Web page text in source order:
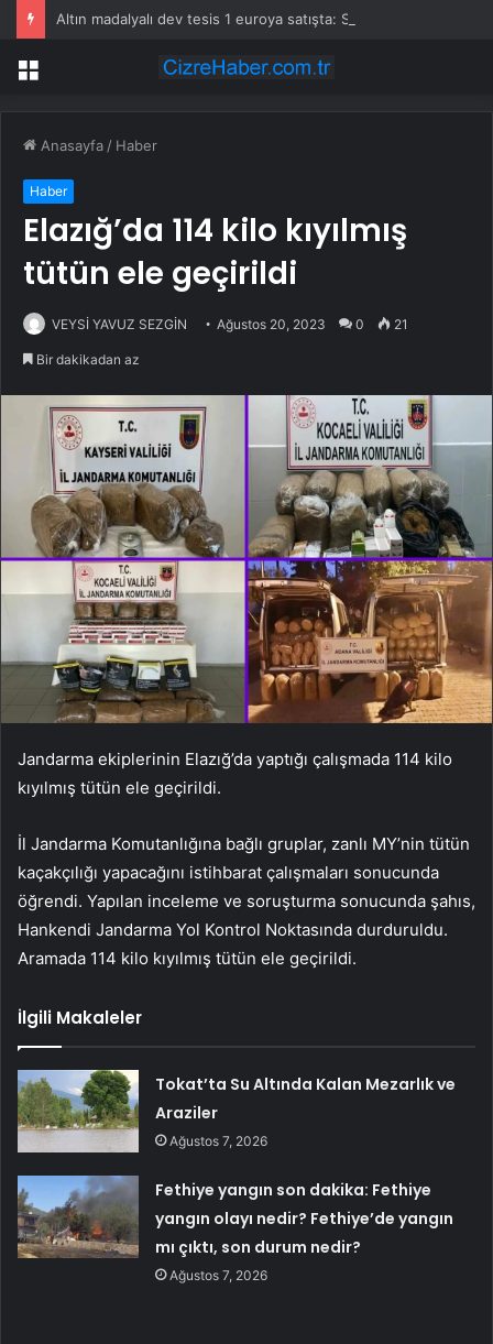
Menü
Anasayfa / Haber
Haber
Elazığ’da 114 kilo kıyılmış
tütün ele geçirildi
VEYSİ YAVUZ SEZGİN Ağustos 20, 2023 0 21
Bir dakikadan az
Jandarma ekiplerinin Elazığ’da yaptığı çalışmada 114 kilo
kıyılmış tütün ele geçirildi.
İl Jandarma Komutanlığına bağlı gruplar, zanlı MY’nin tütün
kaçakçılığı yapacağını istihbarat çalışmaları sonucunda
öğrendi. Yapılan inceleme ve soruşturma sonucunda şahıs,
Hankendi Jandarma Yol Kontrol Noktasında durduruldu.
Aramada 114 kilo kıyılmış tütün ele geçirildi.
İlgili Makaleler
Tokat’ta Su Altında Kalan Mezarlık ve
Araziler
Ağustos 7, 2026
Fethiye yangın son dakika: Fethiye
yangın olayı nedir? Fethiye’de yangın
mı çıktı, son durum nedir?
Ağustos 7, 2026